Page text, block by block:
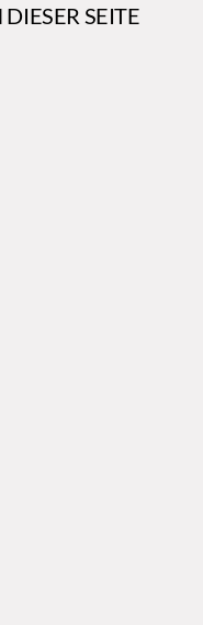
SEITE